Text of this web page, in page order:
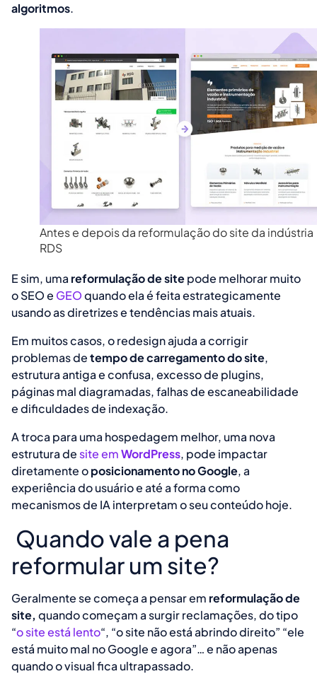
algoritmos.
Antes e depois da reformulação do site da indústria
RDS
E sim, uma reformulação de sitepode melhorar muito
o SEO e GEOquando ela é feita estrategicamente
usando as diretrizes e tendências mais atuais.
Em muitos casos, o redesign ajuda a corrigir
problemas detempo de carregamento do site,
estrutura antiga e confusa, excesso de plugins,
páginas mal diagramadas, falhas de escaneabilidade
e dificuldades de indexação.
A troca para uma hospedagem melhor, uma nova
estrutura de site emWordPress, pode impactar
diretamente oposicionamento no Google, a
experiência do usuário e até a forma como
mecanismos de IA interpretam o seu conteúdo hoje.
Quando vale a pena
reformular um site?
Geralmente se começa a pensar em reformulação de
site, quando começam a surgir reclamações, do tipo
“o site está lento“, “o site não está abrindo direito” “ele
está muito mal no Google e agora”… e não apenas
quando o visual fica ultrapassado.